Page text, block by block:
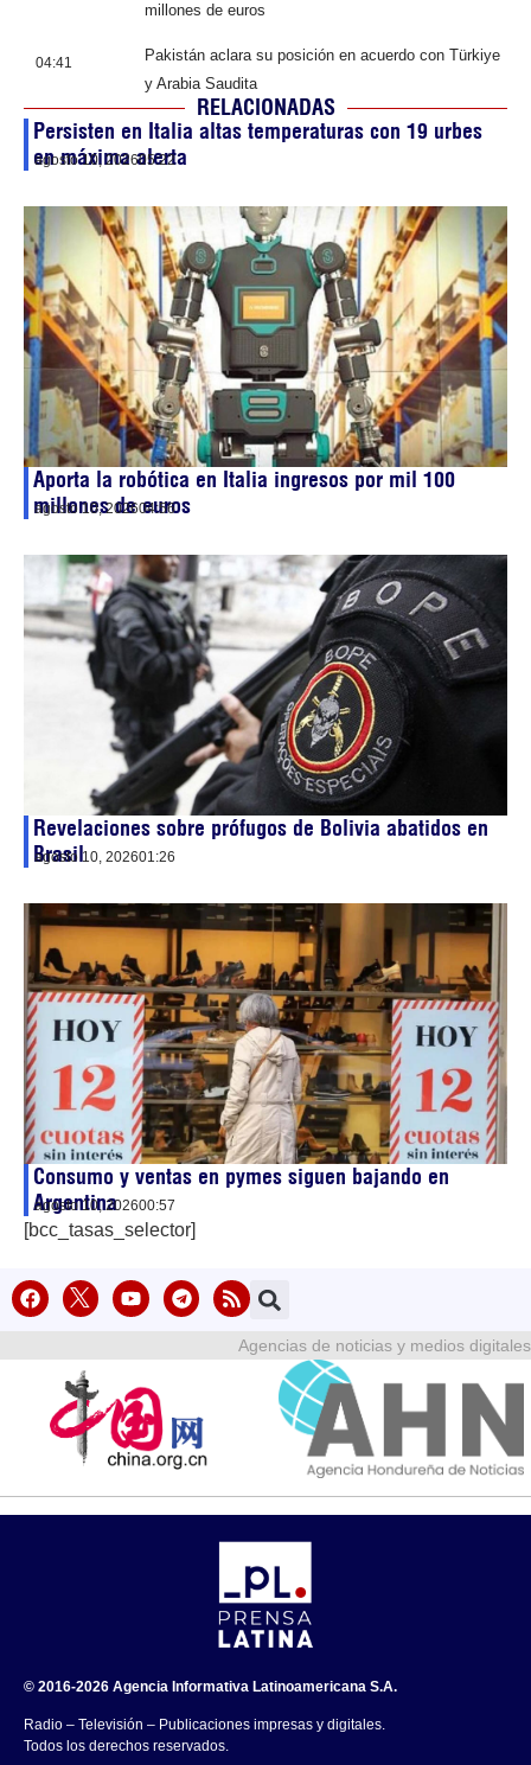
millones de euros
04:41
Pakistán aclara su posición en acuerdo con Türkiye
y Arabia Saudita
RELACIONADAS
Persisten en Italia altas temperaturas con 19 urbes
en máxima alerta
agosto 10, 202605:22
Aporta la robótica en Italia ingresos por mil 100
millones de euros
agosto 10, 202604:56
Revelaciones sobre prófugos de Bolivia abatidos en
Brasil
agosto 10, 202601:26
Consumo y ventas en pymes siguen bajando en
Argentina
agosto 10, 202600:57
[bcc_tasas_selector]
Agencias de noticias y medios digitales
© 2016-2026 Agencia Informativa Latinoamericana S.A.
Radio – Televisión – Publicaciones impresas y digitales.
Todos los derechos reservados.